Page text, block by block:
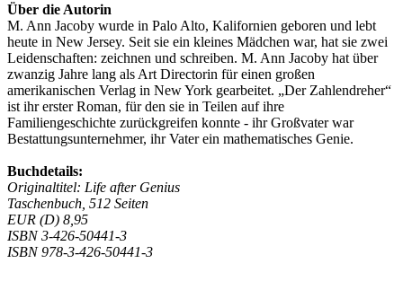
Über die Autorin
M. Ann Jacoby wurde in Palo Alto, Kalifornien geboren und lebt
heute in New Jersey. Seit sie ein kleines Mädchen war, hat sie zwei
Leidenschaften: zeichnen und schreiben. M. Ann Jacoby hat über
zwanzig Jahre lang als Art Directorin für einen großen
amerikanischen Verlag in New York gearbeitet. „Der Zahlendreher“
ist ihr erster Roman, für den sie in Teilen auf ihre
Familiengeschichte zurückgreifen konnte - ihr Großvater war
Bestattungsunternehmer, ihr Vater ein mathematisches Genie.
Buchdetails:
Originaltitel: Life after Genius
Taschenbuch, 512 Seiten
EUR (D) 8,95
ISBN 3-426-50441-3
ISBN 978-3-426-50441-3